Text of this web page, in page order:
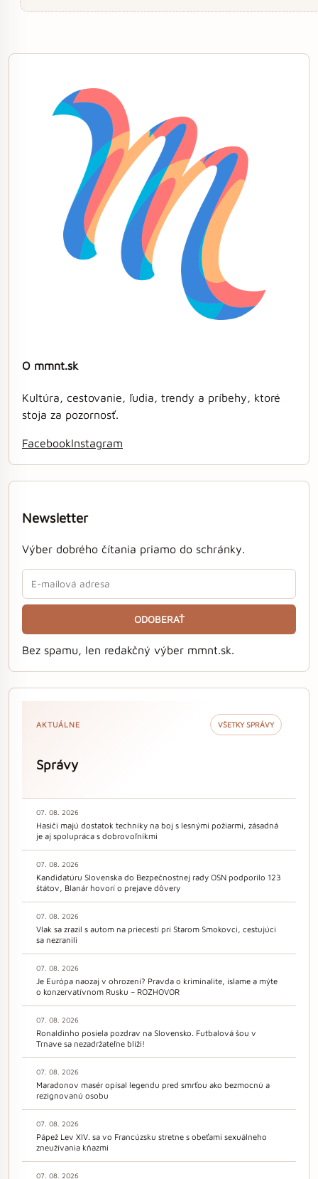
O mmnt.sk
Kultúra, cestovanie, ľudia, trendy a príbehy, ktoré
stoja za pozornosť.
FacebookInstagram
Newsletter
Výber dobrého čítania priamo do schránky.
ODOBERAŤ
Bez spamu, len redakčný výber mmnt.sk.
AKTUÁLNE VŠETKY SPRÁVY
Správy
07. 08. 2026
Hasiči majú dostatok techniky na boj s lesnými požiarmi, zásadná
je aj spolupráca s dobrovoľníkmi
07. 08. 2026
Kandidatúru Slovenska do Bezpečnostnej rady OSN podporilo 123
štátov, Blanár hovorí o prejave dôvery
07. 08. 2026
Vlak sa zrazil s autom na priecestí pri Starom Smokovci, cestujúci
sa nezranili
07. 08. 2026
Je Európa naozaj v ohrození? Pravda o kriminalite, islame a mýte
o konzervatívnom Rusku – ROZHOVOR
07. 08. 2026
Ronaldinho posiela pozdrav na Slovensko. Futbalová šou v
Trnave sa nezadržateľne blíži!
07. 08. 2026
Maradonov masér opísal legendu pred smrťou ako bezmocnú a
rezignovanú osobu
07. 08. 2026
Pápež Lev XIV. sa vo Francúzsku stretne s obeťami sexuálneho
zneužívania kňazmi
07. 08. 2026